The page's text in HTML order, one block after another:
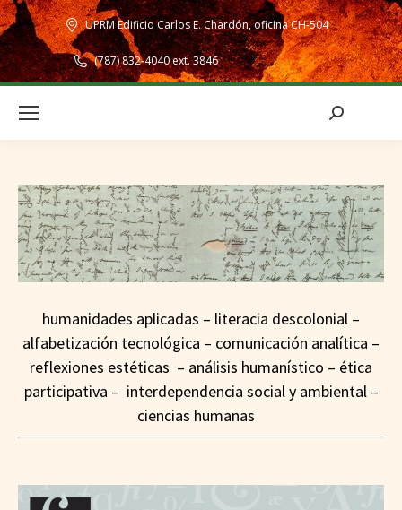
UPRM Edificio Carlos E. Chardón, oficina CH-504
(787) 832-4040 ext. 3846
Search:
humanidades aplicadas – literacia descolonial –
alfabetización tecnológica – comunicación analítica –
reflexiones estéticas – análisis humanístico – ética
participativa – interdependencia social y ambiental –
ciencias humanas